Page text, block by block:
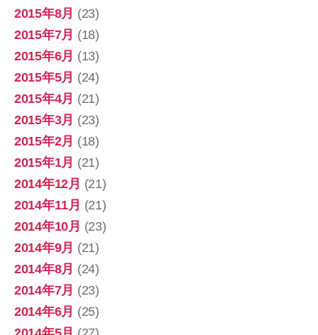
2015年8月 (23)
2015年7月 (18)
2015年6月 (13)
2015年5月 (24)
2015年4月 (21)
2015年3月 (23)
2015年2月 (18)
2015年1月 (21)
2014年12月 (21)
2014年11月 (21)
2014年10月 (23)
2014年9月 (21)
2014年8月 (24)
2014年7月 (23)
2014年6月 (25)